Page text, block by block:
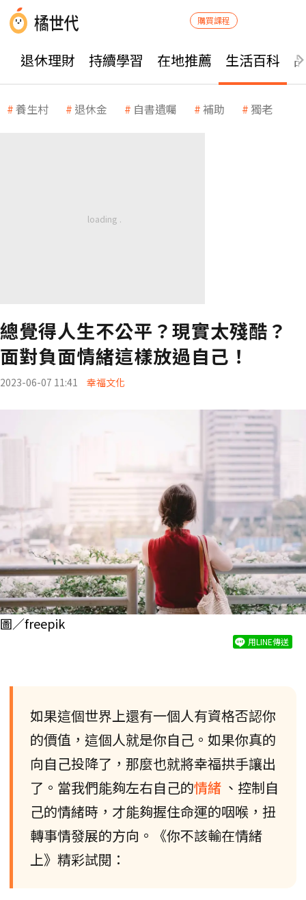
購買課程
退休理財 持續學習 在地推薦 生活百科
養生村 退休金 自書遺囑 補助 獨老
總覺得人生不公平？現實太殘酷？
面對負面情緒這樣放過自己！
2023-06-07 11:41 幸福文化
圖／freepik
用LINE傳送
如果這個世界上還有一個人有資格否認你
的價值，這個人就是你自己。如果你真的
向自己投降了，那麼也就將幸福拱手讓出
了。當我們能夠左右自己的情緒 、控制自
己的情緒時，才能夠握住命運的咽喉，扭
轉事情發展的方向。《你不該輸在情緒
上》精彩試閱：